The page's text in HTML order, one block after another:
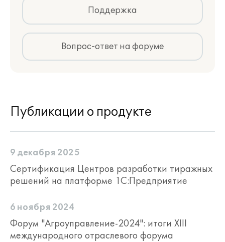
Поддержка
Вопрос-ответ на форуме
Публикации о продукте
9 декабря 2025
Сертификация Центров разработки тиражных
решений на платформе 1С:Предприятие
6 ноября 2024
Форум "Агроуправление-2024": итоги XIII
международного отраслевого форума